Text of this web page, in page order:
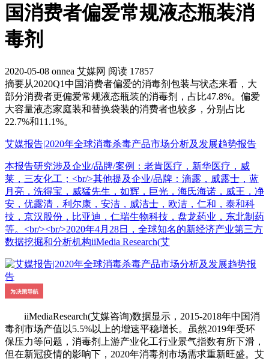
国消费者偏爱常规液态瓶装消
毒剂
2020-05-08 onnea 艾媒网 阅读 17857
摘要从2020Q1中国消费者偏爱的消毒剂包装与状态来看，大
部分消费者更偏爱常规液态瓶装的消毒剂，占比47.8%。偏爱
大容量液态家庭装和替换袋装的消费者也较多，分别占比
22.7%和11.1%。
艾媒报告|2020年全球消毒杀毒产品市场分析及发展趋势报告
本报告研究涉及企业/品牌/案例：老肯医疗，新华医疗，威
莱，三友化工；<br/>其他提及企业/品牌：滴露，威露士，蓝
月亮，洗得宝，威猛先生，如辉，巨光，海氏海诺，威王，净
安，优露清，利尔康，安洁，威洁士，欧洁，仁和，泰和科
技，京汉股份，比亚迪，仁瑞生物科技，盘龙药业，东北制药
等。<br/><br/>2020年4月28日，全球知名的新经济产业第三方
数据挖掘和分析机构iiMedia Research(艾
iiMediaResearch(艾媒咨询)数据显示，2015-2018年中国消
毒剂市场产值以5.5%以上的增速平稳增长。虽然2019年受环
保压力等问题，消毒剂上游产业化工行业景气指数有所下滑，
但在新冠疫情的影响下，2020年消毒剂市场需求重新旺盛。艾